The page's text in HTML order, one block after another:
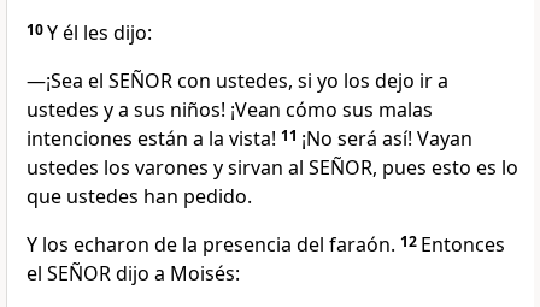
10Y él les dijo:
—¡Sea el SEÑOR con ustedes, si yo los dejo ir a
ustedes y a sus niños! ¡Vean cómo sus malas
intenciones están a la vista! 11 ¡No será así! Vayan
ustedes los varones y sirvan al SEÑOR, pues esto es lo
que ustedes han pedido.
Y los echaron de la presencia del faraón. 12 Entonces
el SEÑOR dijo a Moisés: